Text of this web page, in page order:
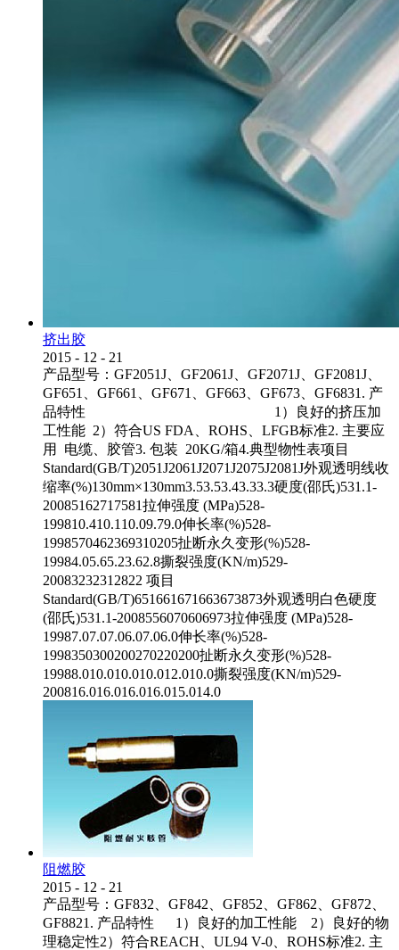
挤出胶
2015 - 12 - 21
产品型号：GF2051J、GF2061J、GF2071J、GF2081J、
GF651、GF661、GF671、GF663、GF673、GF6831. 产
品特性 1）良好的挤压加
工性能 2）符合US FDA、ROHS、LFGB标准2. 主要应
用 电缆、胶管3. 包装 20KG/箱4.典型物性表项目
Standard(GB/T)2051J2061J2071J2075J2081J外观透明线收
缩率(%)130mm×130mm3.53.53.43.33.3硬度(邵氏)531.1-
20085162717581拉伸强度 (MPa)528-
199810.410.110.09.79.0伸长率(%)528-
1998570462369310205扯断永久变形(%)528-
19984.05.65.23.62.8撕裂强度(KN/m)529-
20083232312822 项目
Standard(GB/T)651661671663673873外观透明白色硬度
(邵氏)531.1-2008556070606973拉伸强度 (MPa)528-
19987.07.07.06.07.06.0伸长率(%)528-
1998350300200270220200扯断永久变形(%)528-
19988.010.010.010.012.010.0撕裂强度(KN/m)529-
200816.016.016.016.015.014.0
阻燃胶
2015 - 12 - 21
产品型号：GF832、GF842、GF852、GF862、GF872、
GF8821. 产品特性 1）良好的加工性能 2）良好的物
理稳定性2）符合REACH、UL94 V-0、ROHS标准2. 主